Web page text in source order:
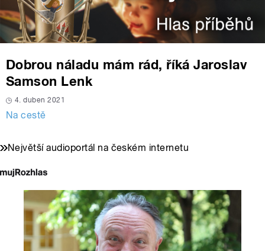
Dobrou náladu mám rád, říká Jaroslav
Samson Lenk
4. duben 2021
Na cestě
Největší audioportál na českém internetu